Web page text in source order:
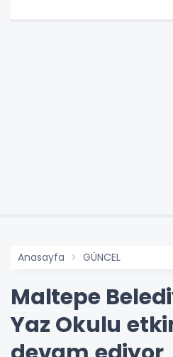
Anasayfa GÜNCEL
Maltepe
Yaz Okulu